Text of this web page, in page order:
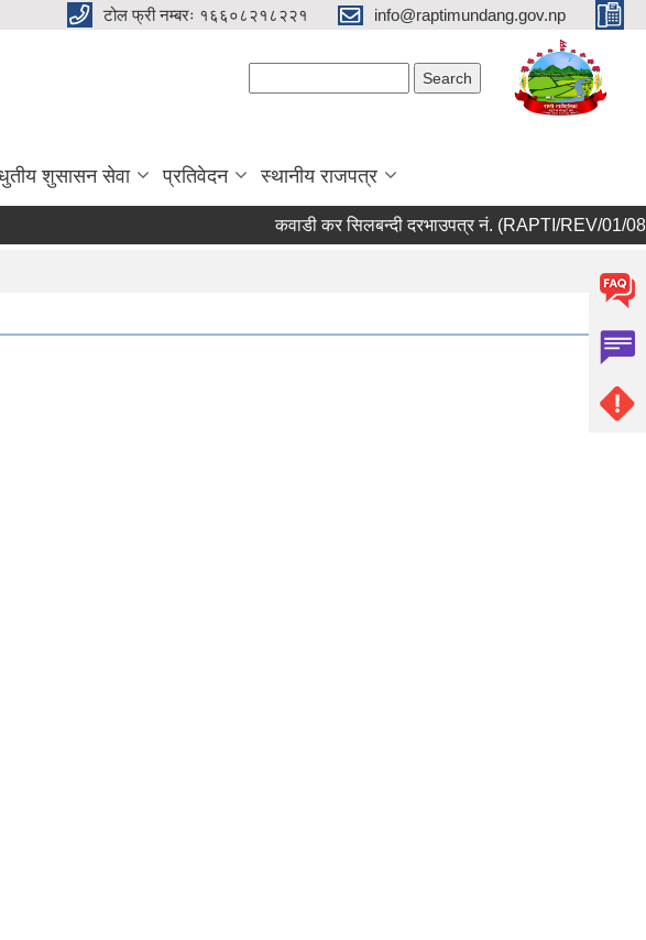
टोल फ्री नम्बरः १६६०८२१८२२१ info@raptimundang.gov.np
शुसासन सेवा प्रतिवेदन स्थानीय राजपत्र
कवाडी कर सिलबन्दी दरभाउपत्र नं. (RAPTI/REV/01/